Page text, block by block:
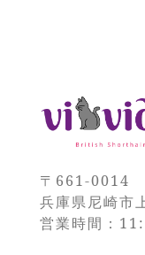
〒661-0014
兵庫県尼崎市
営業時間：